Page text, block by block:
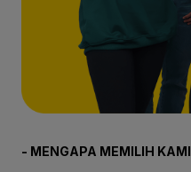
- MENGAPA MEMILIH KAMI